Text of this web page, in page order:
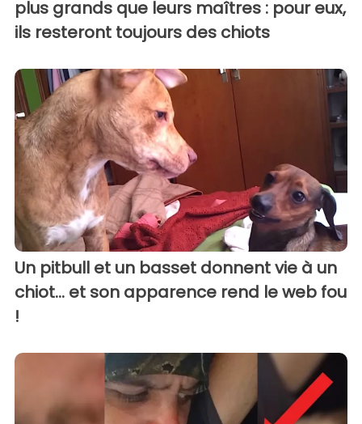
plus grands que leurs maîtres : pour eux,
ils resteront toujours des chiots
Un pitbull et un basset donnent vie à un
chiot... et son apparence rend le web fou
!